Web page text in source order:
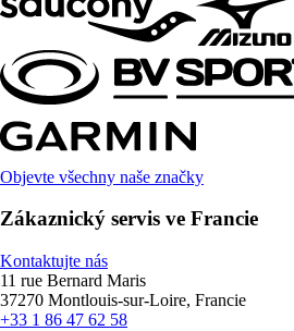
Objevte všechny naše značky
Zákaznický servis ve Francie
Kontaktujte nás
11 rue Bernard Maris
37270 Montlouis-sur-Loire, Francie
+33 1 86 47 62 58